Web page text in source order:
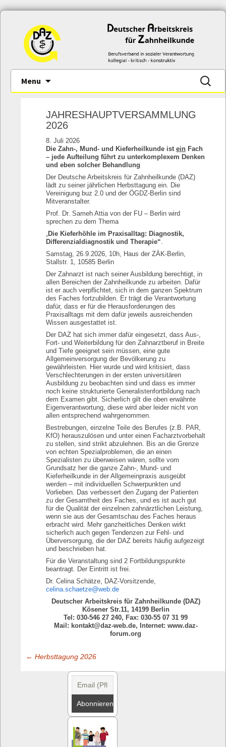
Menu
to
nach:
JAHRESHAUPTVERSAMMLUNG
2026
8. Juli 2026
Die Zahn-, Mund- und Kieferheilkunde ist ein Fach
– jede Aufteilung führt zu unterkomplexem Denken
und eben solcher Behandlung
Der Deutsche Arbeitskreis für Zahnheilkunde (DAZ)
lädt zu seiner jährlichen Herbsttagung ein. Die
Vereinigung buz 2.0 und der ÖGDZ-Berlin sind
Mitveranstalter.
Prof. Dr. Sameh Attia von der FU – Berlin wird
sprechen zu dem Thema
Die Kieferhöhle im Praxisalltag: Diagnostik,
Differenzialdiagnostik und Therapie“
Samstag, 26.9.2026, 10h, Haus der ZÄK-Berlin,
Stallstr. 1, 10585 Berlin
Der Zahnarzt ist nach seiner Ausbildung berechtigt, in
allen Bereichen der Zahnheilkunde zu arbeiten. Dafür
ist er auch verpflichtet, sich in dem ganzen Spektrum
des Faches fortzubilden. Er trägt die Verantwortung
dafür, dass er für die Herausforderungen des
Praxisalltags mit dem dafür jeweils ausreichenden
Wissen ausgestattet ist.
Der DAZ hat sich immer dafür eingesetzt, dass Aus-,
Fort- und Weiterbildung für den Zahnarztberuf in Breite
und Tiefe geeignet sein müssen, eine gute
Allgemeinversorgung der Bevölkerung zu
gewährleisten. Hier wurde und wird kritisiert, dass
Verschlechterungen in der ersten universitären
Ausbildung zu beobachten sind und dass es immer
noch keine strukturierte Generalistenfortbildung nach
dem Examen gibt. Sicherlich gilt die oben erwähnte
Eigenverantwortung, diese wird aber leider nicht von
allen entsprechend wahrgenommen.
Bestrebungen, einzelne Teile des Berufes (z.B. PAR,
KfO) herauszulösen und unter einen Facharztvorbehalt
zu stellen, sind strikt abzulehnen. Bis an die Grenze
von echten Spezialproblemen, die an einen
Spezialisten zu überweisen wären, sollte vom
Grundsatz her die ganze Zahn-, Mund- und
Kieferheilkunde in der Allgemeinpraxis ausgeübt
werden – mit individuellen Schwerpunkten und
Vorlieben. Das verbessert den Zugang der Patienten
zu der Gesamtheit des Faches, und es ist auch gut
für die Qualität der einzelnen zahnärztlichen Leistung,
wenn sie aus der Gesamtschau des Faches heraus
erbracht wird. Mehr ganzheitliches Denken wirkt
sicherlich auch gegen Tendenzen zur Fehl- und
Überversorgung, die der DAZ bereits häufig aufgezeigt
und beschrieben hat.
Für die Veranstaltung sind 2 Fortbildungspunkte
beantragt. Der Eintritt ist frei.
Dr. Celina Schätze, DAZ-Vorsitzende,
celina.schaetze@web.de
Deutscher Arbeitskreis für Zahnheilkunde (DAZ)
Kösener Str.11, 14199 Berlin
Tel: 030-546 27 240, Fax: 030-55 07 31 99
Mail: kontakt@daz-web.de, Internet: www.daz-
forum.org
Post
navigation
← Herbsttagung 2026